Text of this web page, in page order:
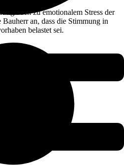
auch zu emotionalem Stress der
an, dass die Stimmung in
belastet sei.